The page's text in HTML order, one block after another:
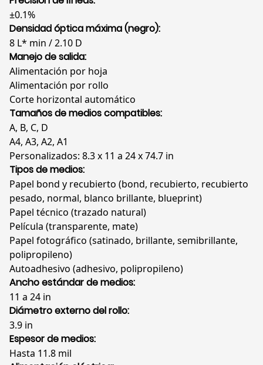
±0.1%
Densidad óptica máxima (negro):
8 L* min / 2.10 D
Manejo de salida:
Alimentación por hoja
Alimentación por rollo
Corte horizontal automático
Tamaños de medios compatibles:
A, B, C, D
A4, A3, A2, A1
Personalizados: 8.3 x 11 a 24 x 74.7 in
Tipos de medios:
Papel bond y recubierto (bond, recubierto, recubierto
pesado, normal, blanco brillante, blueprint)
Papel técnico (trazado natural)
Película (transparente, mate)
Papel fotográfico (satinado, brillante, semibrillante,
polipropileno)
Autoadhesivo (adhesivo, polipropileno)
Ancho estándar de medios:
11 a 24 in
Diámetro externo del rollo:
3.9 in
Espesor de medios:
Hasta 11.8 mil